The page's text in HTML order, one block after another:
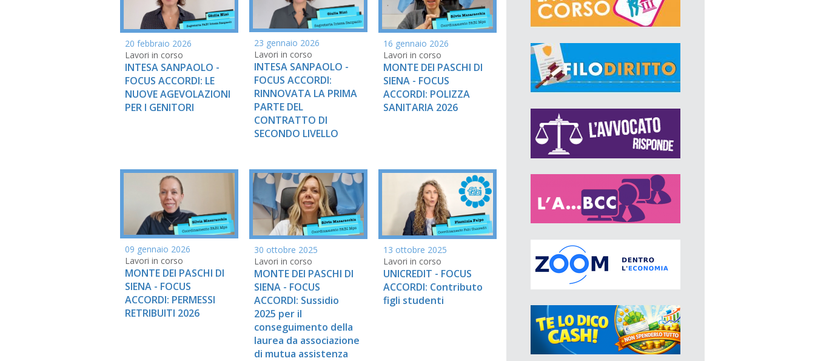
20 febbraio 2026
Lavori in corso
INTESA SANPAOLO -
FOCUS ACCORDI: LE
NUOVE AGEVOLAZIONI
PER I GENITORI
23 gennaio 2026
Lavori in corso
INTESA SANPAOLO -
FOCUS ACCORDI:
RINNOVATA LA PRIMA
PARTE DEL
CONTRATTO DI
SECONDO LIVELLO
16 gennaio 2026
Lavori in corso
MONTE DEI PASCHI DI
SIENA - FOCUS
ACCORDI: POLIZZA
SANITARIA 2026
09 gennaio 2026
Lavori in corso
MONTE DEI PASCHI DI
SIENA - FOCUS
ACCORDI: PERMESSI
RETRIBUITI 2026
30 ottobre 2025
Lavori in corso
MONTE DEI PASCHI DI
SIENA - FOCUS
ACCORDI: Sussidio
2025 per il
conseguimento della
laurea da associazione
di mutua assistenza
13 ottobre 2025
Lavori in corso
UNICREDIT - FOCUS
ACCORDI: Contributo
figli studenti